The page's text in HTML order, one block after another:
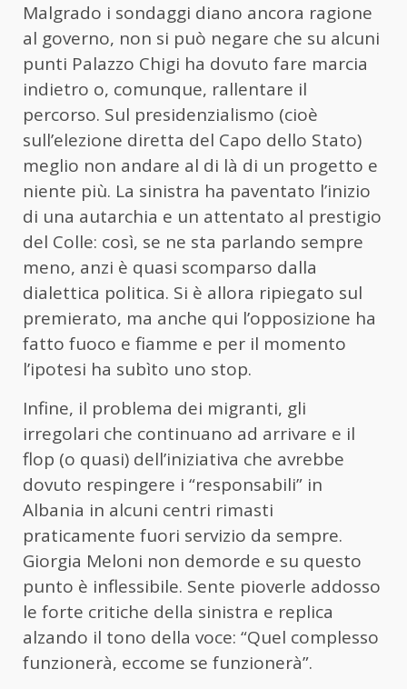
Malgrado i sondaggi diano ancora ragione
al governo, non si può negare che su alcuni
punti Palazzo Chigi ha dovuto fare marcia
indietro o, comunque, rallentare il
percorso. Sul presidenzialismo (cioè
sull’elezione diretta del Capo dello Stato)
meglio non andare al di là di un progetto e
niente più. La sinistra ha paventato l’inizio
di una autarchia e un attentato al prestigio
del Colle: così, se ne sta parlando sempre
meno, anzi è quasi scomparso dalla
dialettica politica. Si è allora ripiegato sul
premierato, ma anche qui l’opposizione ha
fatto fuoco e fiamme e per il momento
l’ipotesi ha subìto uno stop.
Infine, il problema dei migranti, gli
irregolari che continuano ad arrivare e il
flop (o quasi) dell’iniziativa che avrebbe
dovuto respingere i “responsabili” in
Albania in alcuni centri rimasti
praticamente fuori servizio da sempre.
Giorgia Meloni non demorde e su questo
punto è inflessibile. Sente pioverle addosso
le forte critiche della sinistra e replica
alzando il tono della voce: “Quel complesso
funzionerà, eccome se funzionerà”.